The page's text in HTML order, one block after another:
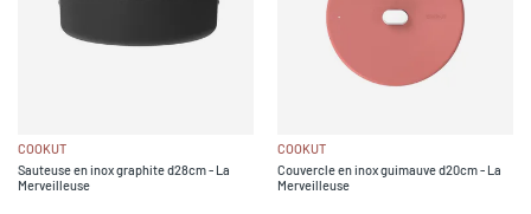
COOKUT
Sauteuse en inox graphite d28cm - La
Merveilleuse
COOKUT
Couvercle en inox guimauve d20cm - La
Merveilleuse